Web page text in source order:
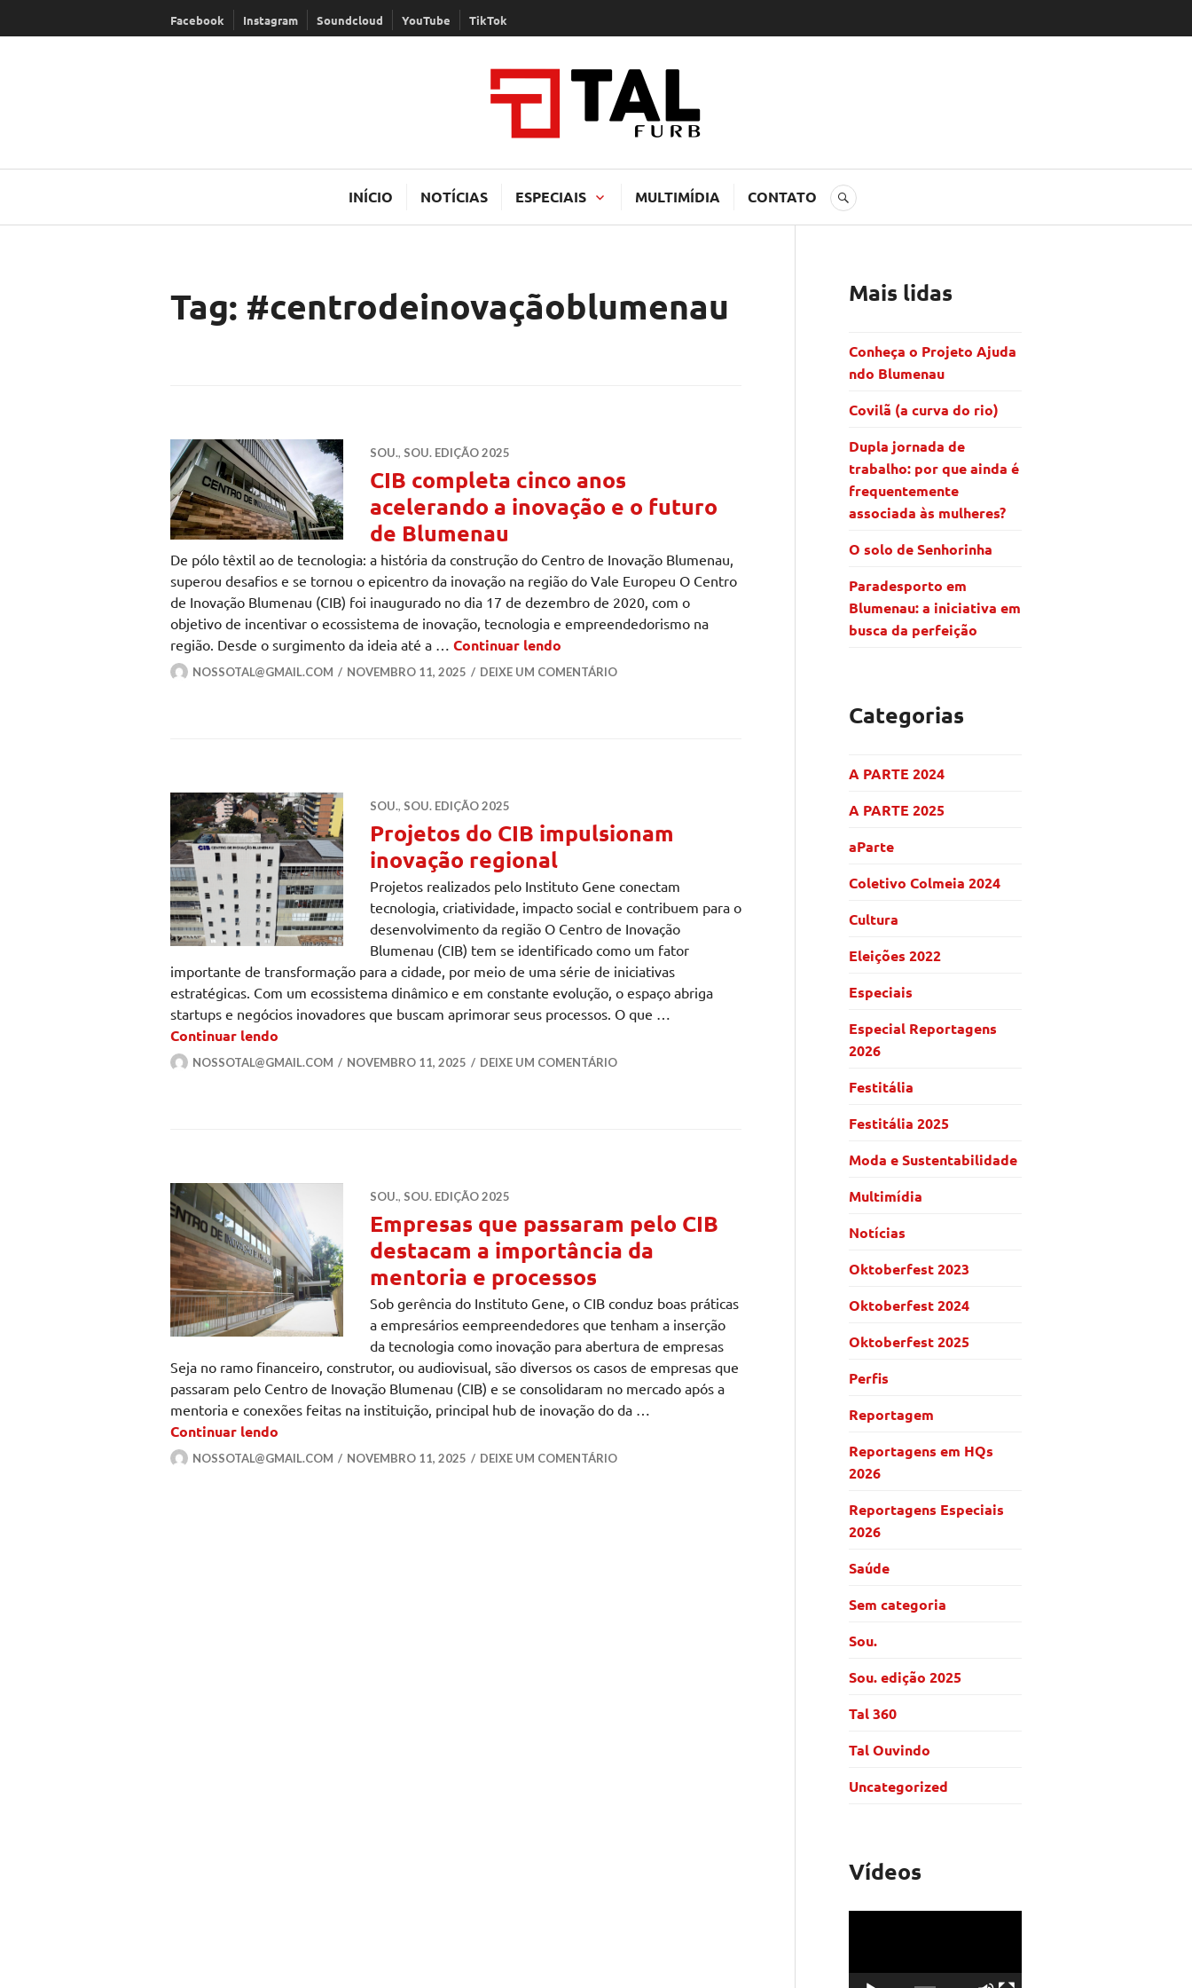
para
Facebook Instagram Soundcloud YouTube TikTok
TAL
INÍCIO NOTÍCIAS ESPECIAIS MULTIMÍDIA CONTATO BUSCA
Tag: #centrodeinovaçãoblumenau
SOU., SOU. EDIÇÃO 2025
CIB completa cinco anos
acelerando a inovação e o futuro
de Blumenau
De pólo têxtil ao de tecnologia: a história da construção do Centro de Inovação Blumenau,
superou desafios e se tornou o epicentro da inovação na região do Vale Europeu O Centro
de Inovação Blumenau (CIB) foi inaugurado no dia 17 de dezembro de 2020, com o
objetivo de incentivar o ecossistema de inovação, tecnologia e empreendedorismo na
região. Desde o surgimento da ideia até a … Continuar lendo CIB completa cinco anos acelerando a inovação e o futuro de Blumenau
NOSSOTAL@GMAIL.COM NOVEMBRO 11, 2025 DEIXE UM COMENTÁRIO
SOU., SOU. EDIÇÃO 2025
Projetos do CIB impulsionam
inovação regional
Projetos realizados pelo Instituto Gene conectam
tecnologia, criatividade, impacto social e contribuem para o
desenvolvimento da região O Centro de Inovação
Blumenau (CIB) tem se identificado como um fator
importante de transformação para a cidade, por meio de uma série de iniciativas
estratégicas. Com um ecossistema dinâmico e em constante evolução, o espaço abriga
startups e negócios inovadores que buscam aprimorar seus processos. O que …
Continuar lendo
NOSSOTAL@GMAIL.COM NOVEMBRO 11, 2025 DEIXE UM COMENTÁRIO
SOU., SOU. EDIÇÃO 2025
Empresas que passaram pelo CIB
destacam a importância da
mentoria e processos
Sob gerência do Instituto Gene, o CIB conduz boas práticas
a empresários eempreendedores que tenham a inserção
da tecnologia como inovação para abertura de empresas
Seja no ramo financeiro, construtor, ou audiovisual, são diversos os casos de empresas que
passaram pelo Centro de Inovação Blumenau (CIB) e se consolidaram no mercado após a
mentoria e conexões feitas na instituição, principal hub de inovação do da …
Continuar lendo
NOSSOTAL@GMAIL.COM NOVEMBRO 11, 2025 DEIXE UM COMENTÁRIO
Mais lidas
Conheça o Projeto Ajuda
ndo Blumenau
Covilã (a curva do rio)
Dupla jornada de
trabalho: por que ainda é
frequentemente
associada às mulheres?
O solo de Senhorinha
Paradesporto em
Blumenau: a iniciativa em
busca da perfeição
Categorias
A PARTE 2024
A PARTE 2025
aParte
Coletivo Colmeia 2024
Cultura
Eleições 2022
Especiais
Especial Reportagens
2026
Festitália
Festitália 2025
Moda e Sustentabilidade
Multimídia
Notícias
Oktoberfest 2023
Oktoberfest 2024
Oktoberfest 2025
Perfis
Reportagem
Reportagens em HQs
2026
Reportagens Especiais
2026
Saúde
Sem categoria
Sou.
Sou. edição 2025
Tal 360
Tal Ouvindo
Uncategorized
Vídeos